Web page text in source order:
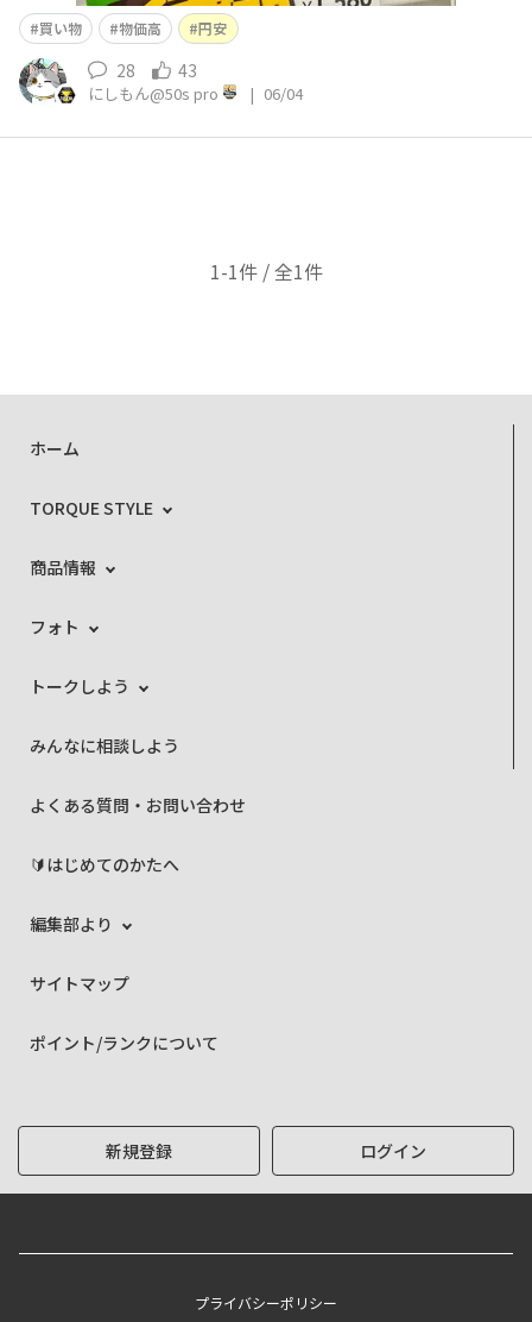
買い物 物価高 円安
28 43
にしもん@50s pro | 06/04
1-1件 / 全1件
ホーム
TORQUE STYLE
商品情報
フォト
トークしよう
みんなに相談しよう
よくある質問・お問い合わせ
🔰はじめてのかたへ
編集部より
サイトマップ
ポイント/ランクについて
新規登録 ログイン
プライバシーポリシー